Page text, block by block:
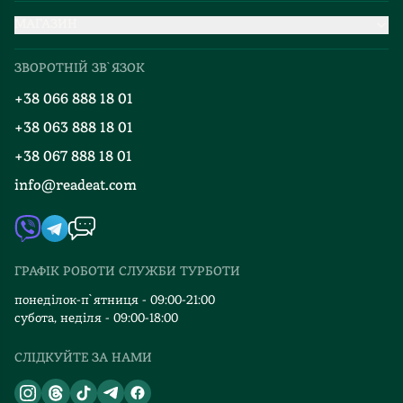
Про нас
Добірки
Блог
Події
Книгарні
Контакти
Автори
Видавництва
Відгуки та оцінка RDT
ЗВОРОТНІЙ ЗВ`ЯЗОК
+38 066 888 18 01
+38 063 888 18 01
+38 067 888 18 01
info@readeat.com
ГРАФІК РОБОТИ СЛУЖБИ ТУРБОТИ
понеділок-п`ятниця - 09:00-21:00
субота, неділя - 09:00-18:00
СЛІДКУЙТЕ ЗА НАМИ